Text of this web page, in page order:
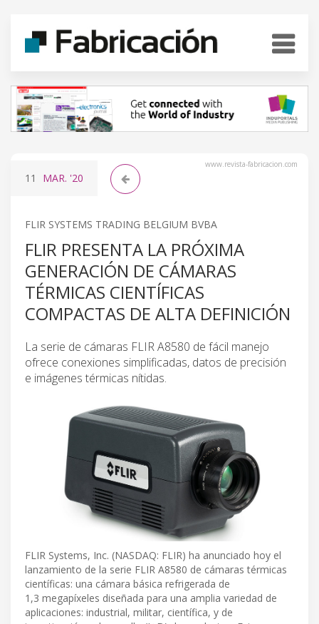
www.revista-fabricacion.com
11 MAR. '20
FLIR SYSTEMS TRADING BELGIUM BVBA
FLIR PRESENTA LA PRÓXIMA
GENERACIÓN DE CÁMARAS
TÉRMICAS CIENTÍFICAS
COMPACTAS DE ALTA DEFINICIÓN
La serie de cámaras FLIR A8580 de fácil manejo
ofrece conexiones simplificadas, datos de precisión
e imágenes térmicas nítidas.
FLIR Systems, Inc. (NASDAQ: FLIR) ha anunciado hoy el
lanzamiento de la serie FLIR A8580 de cámaras térmicas
científicas: una cámara básica refrigerada de
1,3 megapíxeles diseñada para una amplia variedad de
aplicaciones: industrial, militar, científica, y de